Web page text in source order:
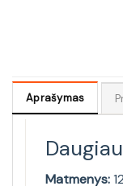
Aprašymas
Matmenys: